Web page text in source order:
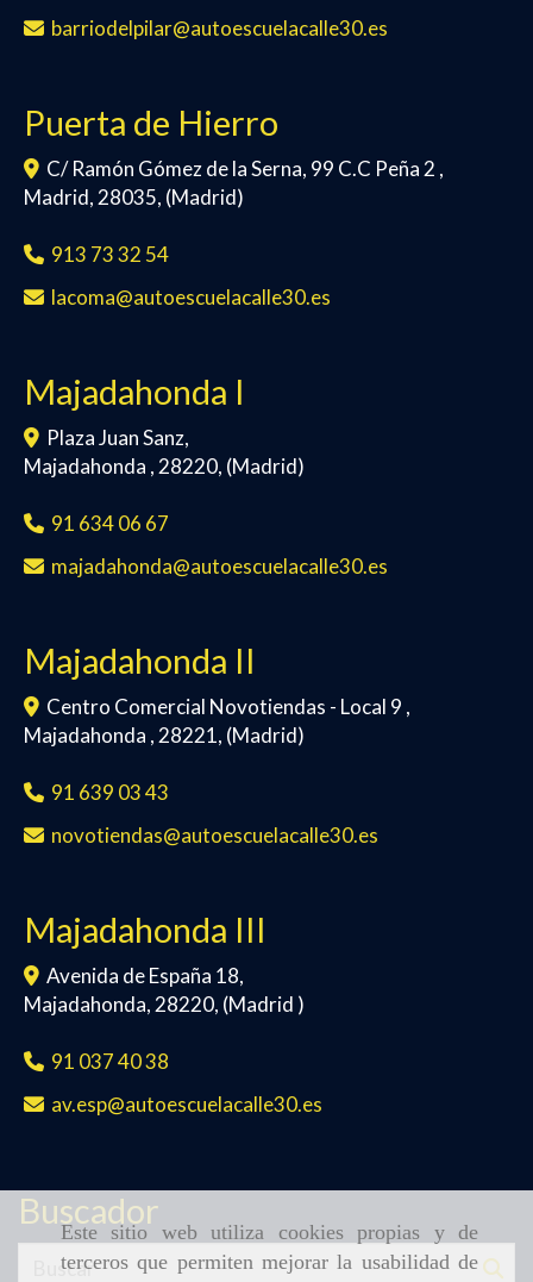
Este sitio web utiliza cookies propias y de
terceros que permiten mejorar la usabilidad de
barriodelpilar
autoescuelacalle30.es
Puerta de Hierro
C/ Ramón Gómez de la Serna, 99 C.C Peña 2 ,
Madrid, 28035, (Madrid)
913 73 32 54
lacoma
autoescuelacalle30.es
Majadahonda I
Plaza Juan Sanz,
Majadahonda , 28220, (Madrid)
91 634 06 67
majadahonda
autoescuelacalle30.es
Majadahonda II
Centro Comercial Novotiendas - Local 9 ,
Majadahonda , 28221, (Madrid)
91 639 03 43
novotiendas
autoescuelacalle30.es
Majadahonda III
Avenida de España 18,
Majadahonda, 28220, (Madrid )
91 037 40 38
av.esp
autoescuelacalle30.es
Buscador